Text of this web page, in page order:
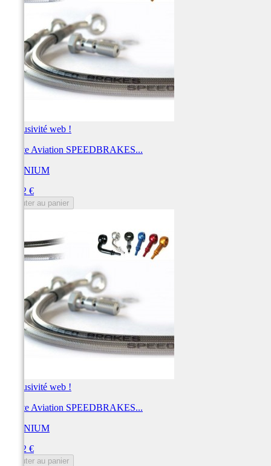
Exclusivité web !
Durite Aviation SPEEDBRAKES...
TECNIUM
44,12 €
Ajouter au panier
Exclusivité web !
Durite Aviation SPEEDBRAKES...
TECNIUM
44,12 €
Ajouter au panier